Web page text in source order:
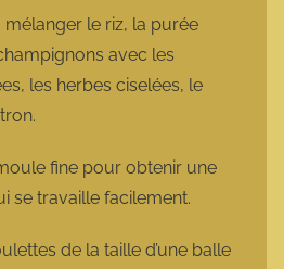
le riz, la purée
avec les
les herbes ciselées, le
fine pour obtenir une
se travaille facilement.
de la taille d’une balle